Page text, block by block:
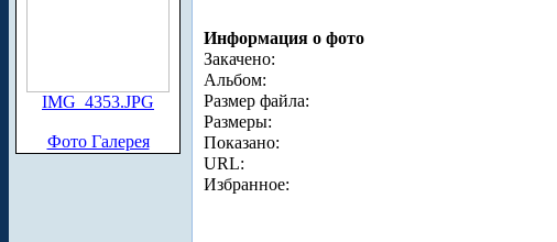
IMG_4353.JPG
Фото Галерея
Информация о фото
Закачено:
Альбом:
Размер файла:
Размеры:
Показано:
URL:
Избранное: